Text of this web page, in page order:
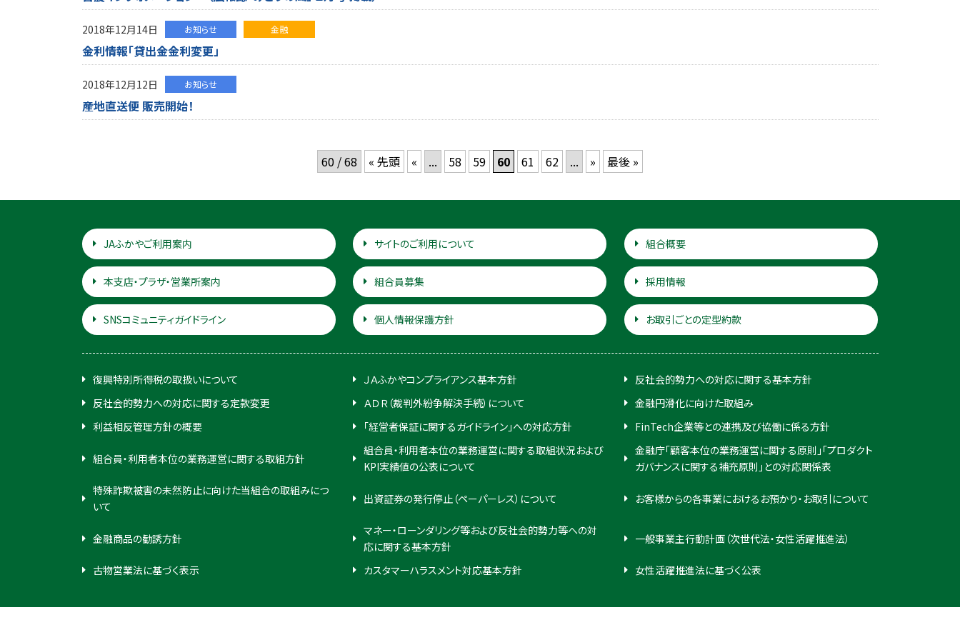
2018年12月14日 お知らせ 金融
金利情報「貸出金金利変更」
2018年12月12日 お知らせ
産地直送便 販売開始！
60 / 68 « 先頭 « ... 58 59 60 61 62 ... » 最後 »
JAふかやご利用案内 サイトのご利用について 組合概要
本支店・プラザ・営業所案内 組合員募集 採用情報
SNSコミュニティガイドライン 個人情報保護方針 お取引ごとの定型約款
復興特別所得税の取扱いについて ＪＡふかやコンプライアンス基本方針
反社会的勢力への対応に関する基本方針
反社会的勢力への対応に関する定款変更
ＡＤＲ（裁判外紛争解決手続）について
金融円滑化に向けた取組み
利益相反管理方針の概要
「経営者保証に関するガイドライン」への対応方針 FinTech企業等との連携及び協働に係る方針
組合員・利用者本位の業務運営に関する取組方針
組合員・利用者本位の業務運営に関する取組状況および
KPI実績値の公表について
金融庁「顧客本位の業務運営に関する原則」「プロダクト
ガバナンスに関する補充原則」との対応関係表
特殊詐欺被害の未然防止に向けた当組合の取組みにつ
いて
出資証券の発行停止（ペーパーレス）について お客様からの各事業におけるお預かり・お取引について
金融商品の勧誘方針
マネー・ローンダリング等および反社会的勢力等への対
応に関する基本方針
一般事業主行動計画（次世代法・女性活躍推進法）
古物営業法に基づく表示 カスタマーハラスメント対応基本方針 女性活躍推進法に基づく公表